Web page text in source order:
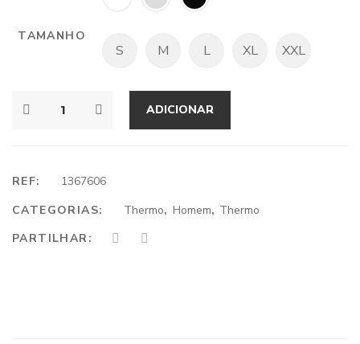
TAMANHO
S M L XL XXL
ADICIONAR
REF:
1367606
CATEGORIAS:
Thermo, Homem, Thermo
PARTILHAR: